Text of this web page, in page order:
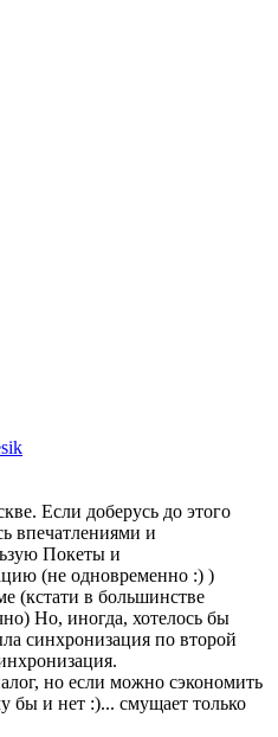
Если доберусь до этого
впечатлениями и
Покеты и
(не одновременно :) )
(кстати в большинстве
Но, иногда, хотелось бы
синхронизация по второй
но если можно сэкономить
бы и нет :)... смущает только